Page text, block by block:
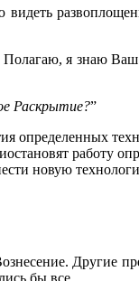
видеть
я знаю
Раскрытие?”
определенных
работу
новую
Другие